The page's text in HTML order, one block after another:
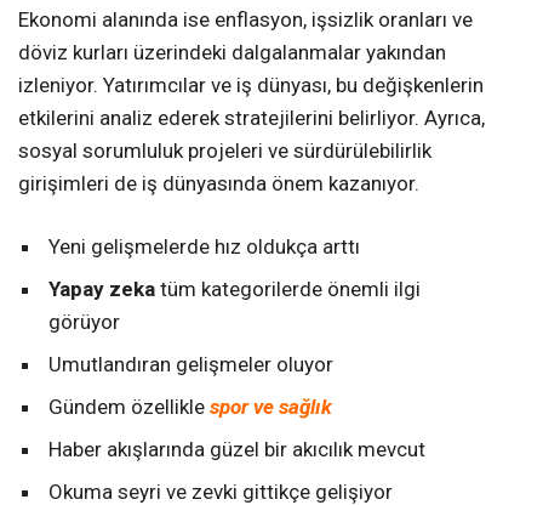
Ekonomi alanında ise enflasyon, işsizlik oranları ve
döviz kurları üzerindeki dalgalanmalar yakından
izleniyor. Yatırımcılar ve iş dünyası, bu değişkenlerin
etkilerini analiz ederek stratejilerini belirliyor. Ayrıca,
sosyal sorumluluk projeleri ve sürdürülebilirlik
girişimleri de iş dünyasında önem kazanıyor.
Yeni gelişmelerde hız oldukça arttı
Yapay zeka tüm kategorilerde önemli ilgi
görüyor
Umutlandıran gelişmeler oluyor
Gündem özellikle spor ve sağlık
Haber akışlarında güzel bir akıcılık mevcut
Okuma seyri ve zevki gittikçe gelişiyor